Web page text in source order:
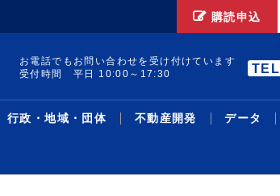
購読申込
お電話でもお問い合わせを受け付けています
受付時間 平日 10:00～17:30
TEL
行政・地域・団体 不動産開発 データ